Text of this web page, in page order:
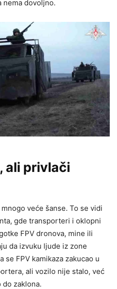
nema dovoljno.
ali privlači
veće šanse. To se vidi
gde transporteri i oklopni
FPV dronova, mine ili
da izvuku ljude iz zone
se FPV kamikaza zakucao u
ali vozilo nije stalo, već
zaklona.